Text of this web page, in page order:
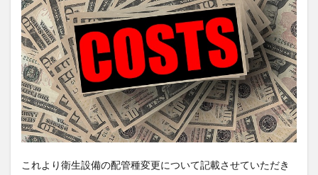
これより衛生設備の配管種変更について記載させていただき